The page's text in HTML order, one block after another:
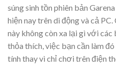
súng sinh tồn phiên bản
hiện nay trên di động và cả
này không còn xa lại gì với
thỏa thích, việc bạn cần làm
tính thay vì chỉ chơi trên điện